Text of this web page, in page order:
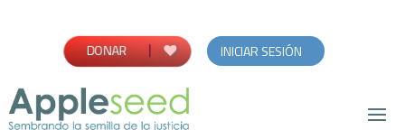
DONAR INICIAR SESIÓN